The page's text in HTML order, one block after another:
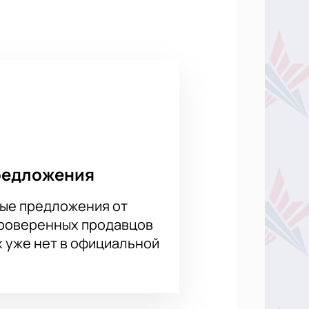
между «Сочи» и «ЦСКА» не менее
Мы сотрудничаем только с
предложения от
продавцов
нет в официальной